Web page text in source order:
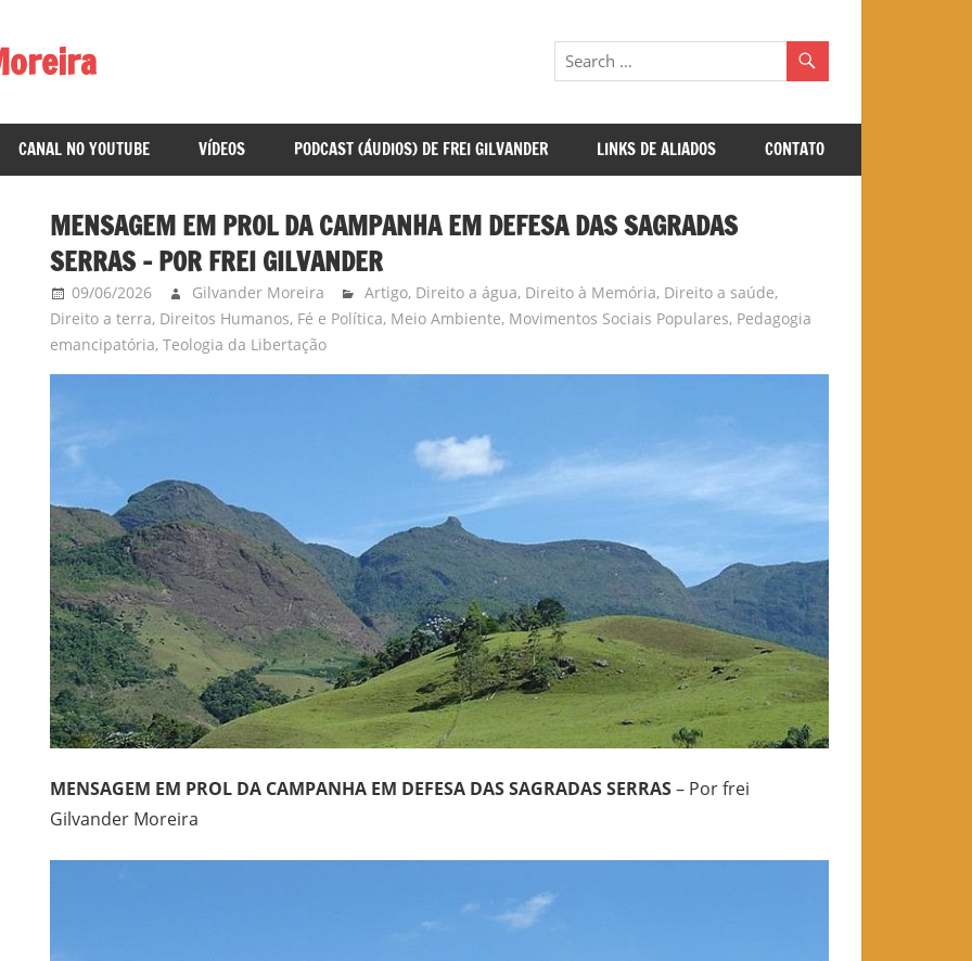
CANAL NO YOUTUBE VÍDEOS PODCAST (ÁUDIOS) DE FREI GILVANDER LINKS DE ALIADOS CONTATO
MENSAGEM EM PROL DA CAMPANHA EM DEFESA DAS SAGRADAS
SERRAS – POR FREI GILVANDER
09/06/2026 Gilvander Moreira Artigo, Direito a água, Direito à Memória, Direito a saúde,
Direito a terra, Direitos Humanos, Fé e Política, Meio Ambiente, Movimentos Sociais Populares, Pedagogia
emancipatória,Teologia da Libertação
MENSAGEM EM PROL DA CAMPANHA EM DEFESA DAS SAGRADAS SERRAS– Por frei
Gilvander Moreira